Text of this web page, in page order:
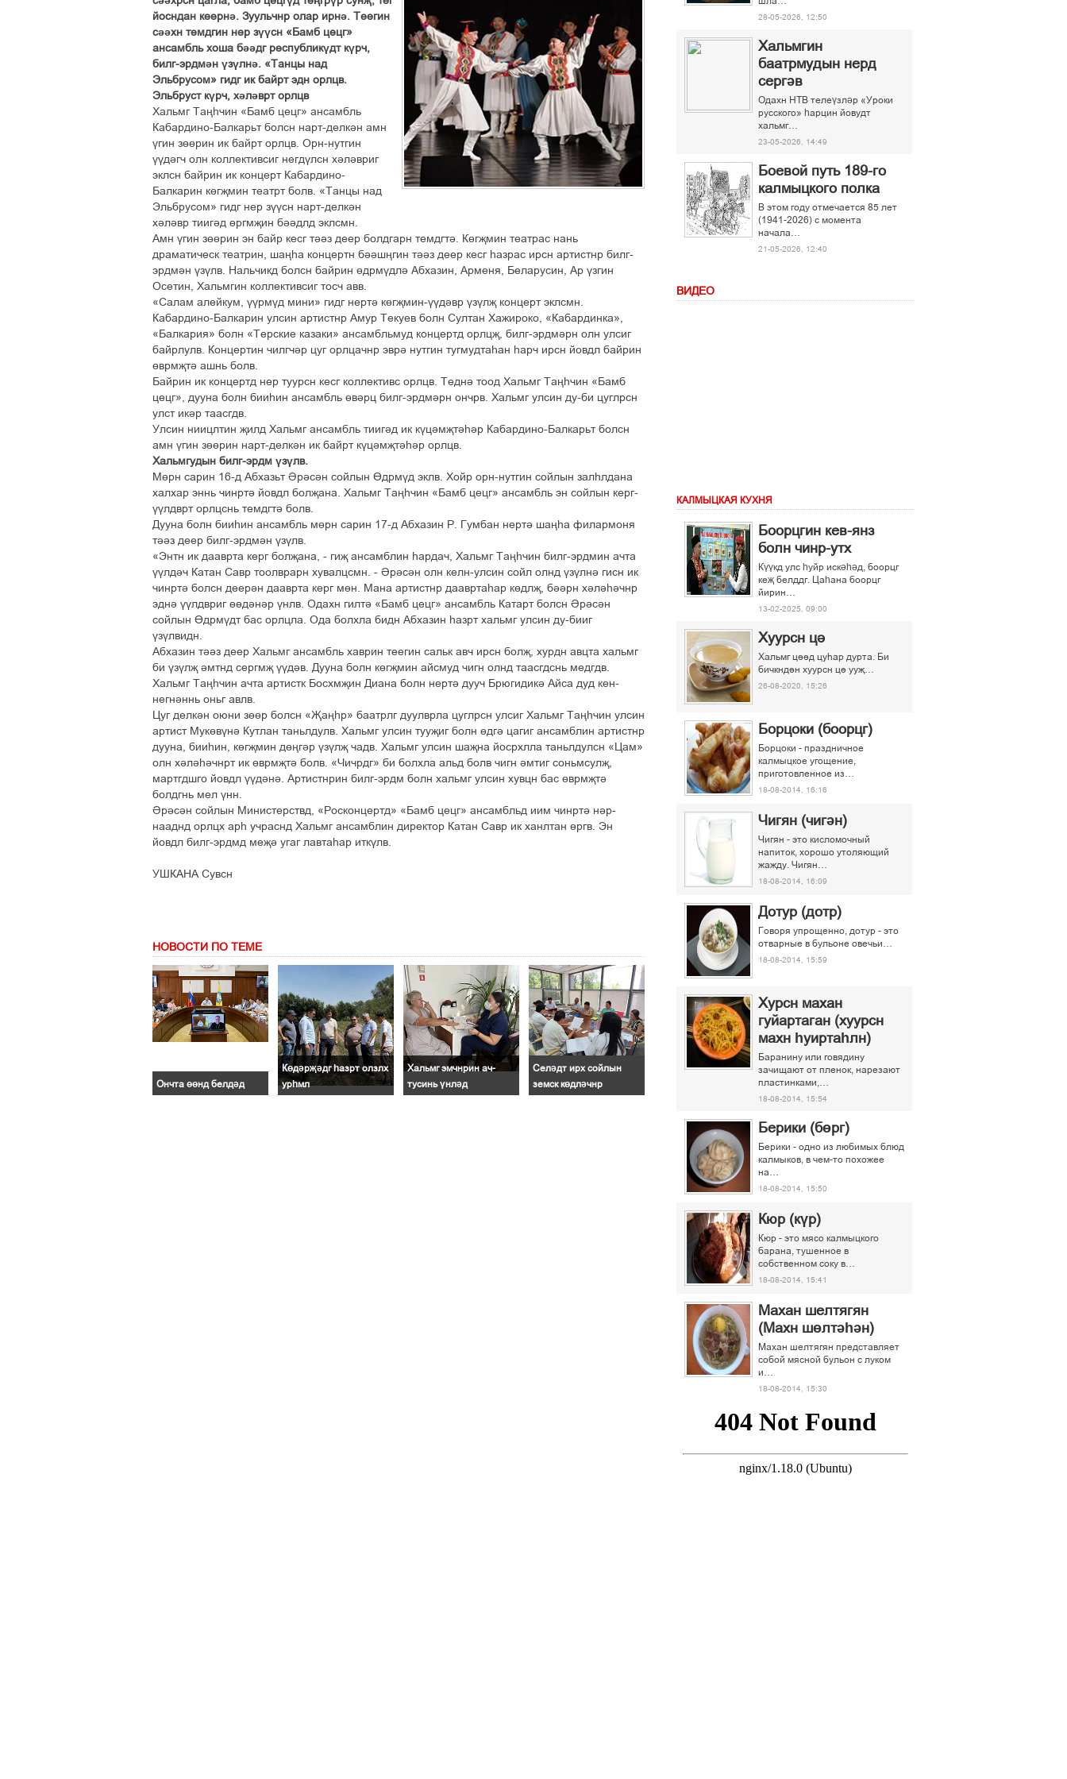
йосндан кеернә. Зуульчнр олар ирнә. Теегин
сәәхн темдгин нер зүүсн «Бамб цецг»
ансамбль хоша бәәдг республикүдт күрч,
билг-эрдмән үзүлнә. «Танцы над
Эльбрусом» гидг ик байрт эдн орлцв.
Эльбруст күрч, хәләврт орлцв
Хальмг Таңһчин «Бамб цецг» ансамбль
Кабардино-Балкарьт болсн нарт-делкән амн
үгин зөөрин ик байрт орлцв. Орн-нутгин
үүдәгч олн коллективсиг негдүлсн хәләвриг
эклсн байрин ик концерт Кабардино-
Балкарин көгҗмин театрт болв. «Танцы над
Эльбрусом» гидг нер зүүсн нарт-делкән
хәләвр тиигәд өргмҗин бәәдлд эклсмн.
Амн үгин зөөрин эн байр кесг тәәз деер болдгарн темдгтә. Көгҗмин театрас нань
драматическ театрин, шаңһа концертн бәәшңгин тәәз деер кесг һазрас ирсн артистнр билг-
эрдмән үзүлв. Нальчикд болсн байрин өдрмүдлә Абхазин, Арменя, Беларусин, Ар үзгин
Осетин, Хальмгин коллективсиг тосч авв.
«Салам алейкум, үүрмүд мини» гидг нертә көгҗмин-үүдәвр үзүлҗ концерт эклсмн.
Кабардино-Балкарин улсин артистнр Амур Текуев болн Султан Хажироко, «Кабардинка»,
«Балкария» болн «Терские казаки» ансамбльмуд концертд орлцҗ, билг-эрдмәрн олн улсиг
байрлулв. Концертин чилгчәр цуг орлцачнр эврә нутгин тугмудтаһан һарч ирсн йовдл байрин
өврмҗтә ашнь болв.
Байрин ик концертд нер туурсн кесг коллективс орлцв. Теднә тоод Хальмг Таңһчин «Бамб
цецг», дууна болн бииһин ансамбль өвәрц билг-эрдмәрн ончрв. Хальмг улсин ду-би цуглрсн
улст икәр таасгдв.
Улсин ниицлтин җилд Хальмг ансамбль тиигәд ик күцәмҗтәһәр Кабардино-Балкарьт болсн
амн үгин зөөрин нарт-делкән ик байрт күцәмҗтәһәр орлцв.
Хальмгудын билг-эрдм үзүлв.
Мөрн сарин 16-д Абхазьт Әрәсән сойлын Өдрмүд эклв. Хойр орн-нутгин сойлын залһлдана
халхар эннь чинртә йовдл болҗана. Хальмг Таңһчин «Бамб цецг» ансамбль эн сойлын керг-
үүлдврт орлцснь темдгтә болв.
Дууна болн бииһин ансамбль мөрн сарин 17-д Абхазин Р. Гумбан нертә шаңһа филармоня
тәәз деер билг-эрдмән үзүлв.
«Энтн ик дааврта керг болҗана, - гиҗ ансамблин һардач, Хальмг Таңһчин билг-эрдмин ачта
үүлдәч Катан Савр тоолврарн хувалцсмн. - Әрәсән олн келн-улсин сойл олнд үзүлнә гисн ик
чинртә болсн деерән дааврта керг мөн. Мана артистнр даавртаһар көдлҗ, бәәрн хәләһәчнр
эднә үүлдвриг өөдәнәр үнлв. Одахн гилтә «Бамб цецг» ансамбль Катарт болсн Әрәсән
сойлын Өдрмүдт бас орлцла. Ода болхла бидн Абхазин һазрт хальмг улсин ду-бииг
үзүлвидн.
Абхазин тәәз деер Хальмг ансамбль хаврин теегин сальк авч ирсн болҗ, хурдн авцта хальмг
би үзүлҗ әмтнд сергмҗ үүдәв. Дууна болн көгҗмин айсмуд чигн олнд таасгдснь медгдв.
Хальмг Таңһчин ачта артистк Босхмҗин Диана болн нертә дууч Брюгидикә Айса дуд кен-
негнәннь оньг авлв.
Цуг делкән оюни зөөр болсн «Җаңһр» баатрлг дуулврла цуглрсн улсиг Хальмг Таңһчин улсин
артист Мукөвүнә Кутлан таньлдулв. Хальмг улсин тууҗиг болн өдгә цагиг ансамблин артистнр
дууна, бииһин, көгҗмин дөңгәр үзүлҗ чадв. Хальмг улсин шаҗна йосрхлла таньлдулсн «Цам»
олн хәләһәчнрт ик өврмҗтә болв. «Чичрдг» би болхла альд болв чигн әмтиг соньмсулҗ,
мартгдшго йовдл үүдәнә. Артистнрин билг-эрдм болн хальмг улсин хувцн бас өврмҗтә
болдгнь мел үнн.
Әрәсән сойлын Министерствд, «Росконцертд» «Бамб цецг» ансамбльд иим чинртә нәр-
нааднд орлцх арһ учраснд Хальмг ансамблин директор Катан Савр ик ханлтан өргв. Эн
йовдл билг-эрдмд меҗә угаг лавтаһар иткүлв.
УШКАНА Сувсн
НОВОСТИ ПО ТЕМЕ
Ончта өөнд белдәд
Көдәрҗәдг һазрт олзлх
урһмл
Хальмг эмчнрин ач-
тусинь үнләд
Селәдт ирх сойлын
земск көдләчнр
28-05-2026, 12:50
Хальмгин
баатрмудын нерд
сергәв
Одахн НТВ телеүзләр «Уроки
русского» һарцин йовудт
хальмг…
23-05-2026, 14:49
Боевой путь 189-го
калмыцкого полка
В этом году отмечается 85 лет
(1941-2026) с момента
начала…
21-05-2026, 12:40
ВИДЕО
КАЛМЫЦКАЯ КУХНЯ
Боорцгин кев-янз
болн чинр-утх
Күүкд улс һуйр искәһәд, боорцг
кеҗ белддг. Цаһана боорцг
йирин…
13-02-2025, 09:00
Хуурсн ці
Хальмг ціід цуєар дурта. Би
бичкндін хуурсн ці ууљ…
26-08-2020, 15:26
Борцоки (боорцг)
Борцоки - праздничное
калмыцкое угощение,
приготовленное из…
18-08-2014, 16:16
Чигян (чигән)
Чигян - это кисломочный
напиток, хорошо утоляющий
жажду. Чигян…
18-08-2014, 16:09
Дотур (дотр)
Говоря упрощенно, дотур - это
отварные в бульоне овечьи…
18-08-2014, 15:59
Хурсн махан
гуйартаган (хуурсн
махн һуиртаһлн)
Баранину или говядину
зачищают от пленок, нарезают
пластинками,…
18-08-2014, 15:54
Берики (бөрг)
Берики - одно из любимых блюд
калмыков, в чем-то похожее
на…
18-08-2014, 15:50
Кюр (күр)
Кюр - это мясо калмыцкого
барана, тушенное в
собственном соку в…
18-08-2014, 15:41
Махан шелтягян
(Махн шөлтәһән)
Махан шелтягян представляет
собой мясной бульон с луком
и…
18-08-2014, 15:30